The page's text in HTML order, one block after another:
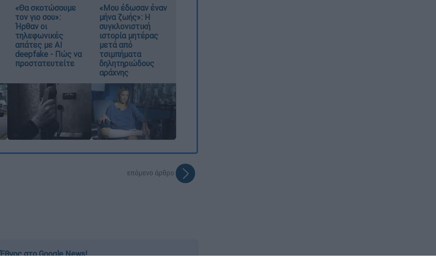
«Θα σκοτώσουμε
τον γιο σου»:
Ήρθαν οι
τηλεφωνικές
απάτες με AI
deepfake - Πώς να
προστατευτείτε
«Μου έδωσαν έναν
μήνα ζωής»: Η
συγκλονιστική
ιστορία μητέρας
μετά από
τσιμπήματα
δηλητηριώδους
αράχνης
επόμενο άρθρο
στο Google News!